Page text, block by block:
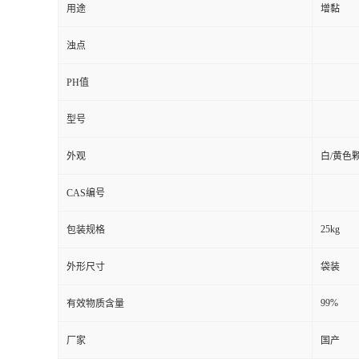
用途 增黏
浊点
PH值
型号
外观 白/黄色
CAS编号
包装规格 25kg
外形尺寸 袋装
有效物质含量 99%
厂家 国产